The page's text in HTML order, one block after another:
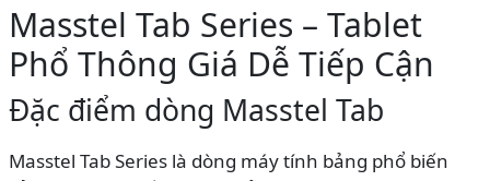
Masstel Tab Series – Tablet
Phổ Thông Giá Dễ Tiếp Cận
Đặc điểm dòng Masstel Tab
Masstel Tab Series là dòng máy tính bảng phổ biến